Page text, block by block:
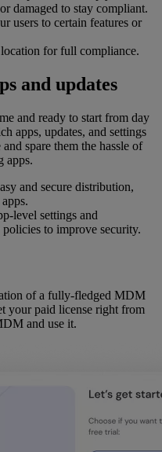
damaged to stay compliant.
users to certain features or
for full compliance.
and updates
and ready to start from day
apps, updates, and settings
spare them the hassle of
apps.
and secure distribution,
level settings and
to improve security.
of a fully-fledged MDM
your paid license right from
and use it.